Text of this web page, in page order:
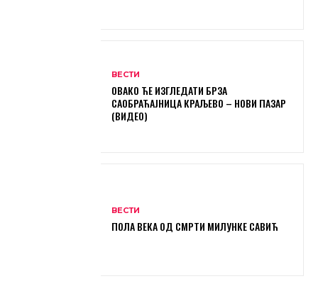
ВЕСТИ
ОВАКО ЋЕ ИЗГЛЕДАТИ БРЗА
САОБРАЋАЈНИЦА КРАЉЕВО – НОВИ ПАЗАР
(ВИДЕО)
ВЕСТИ
ПОЛА ВЕКА ОД СМРТИ МИЛУНКЕ САВИЋ